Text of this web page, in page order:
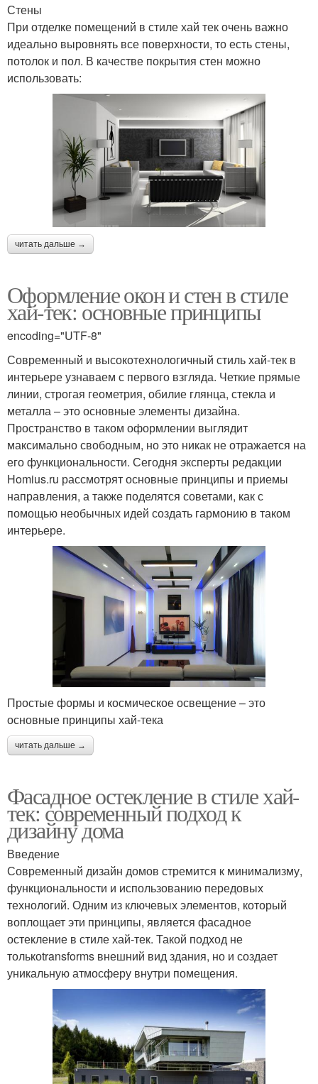
Стены
При отделке помещений в стиле хай тек очень важно
идеально выровнять все поверхности, то есть стены,
потолок и пол. В качестве покрытия стен можно
использовать:
читать дальше →
Оформление окон и стен в стиле
хай-тек: основные принципы
encoding="UTF-8"
Современный и высокотехнологичный стиль хай-тек в
интерьере узнаваем с первого взгляда. Четкие прямые
линии, строгая геометрия, обилие глянца, стекла и
металла – это основные элементы дизайна.
Пространство в таком оформлении выглядит
максимально свободным, но это никак не отражается на
его функциональности. Сегодня эксперты редакции
Homius.ru рассмотрят основные принципы и приемы
направления, а также поделятся советами, как с
помощью необычных идей создать гармонию в таком
интерьере.
Простые формы и космическое освещение – это
основные принципы хай-тека
читать дальше →
Фасадное остекление в стиле хай-
тек: современный подход к
дизайну дома
Введение
Современный дизайн домов стремится к минимализму,
функциональности и использованию передовых
технологий. Одним из ключевых элементов, который
воплощает эти принципы, является фасадное
остекление в стиле хай-тек. Такой подход не
толькоtransforms внешний вид здания, но и создает
уникальную атмосферу внутри помещения.